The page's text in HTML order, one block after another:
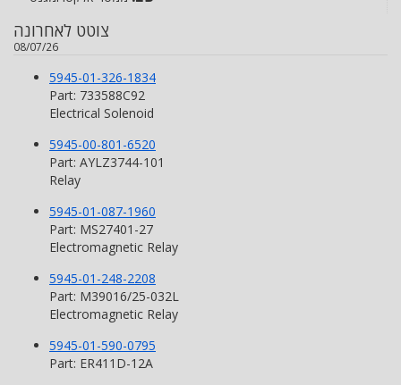
צוטט לאחרונה
08/07/26
5945-01-326-1834
Part: 733588C92
Electrical Solenoid
5945-00-801-6520
Part: AYLZ3744-101
Relay
5945-01-087-1960
Part: MS27401-27
Electromagnetic Relay
5945-01-248-2208
Part: M39016/25-032L
Electromagnetic Relay
5945-01-590-0795
Part: ER411D-12A